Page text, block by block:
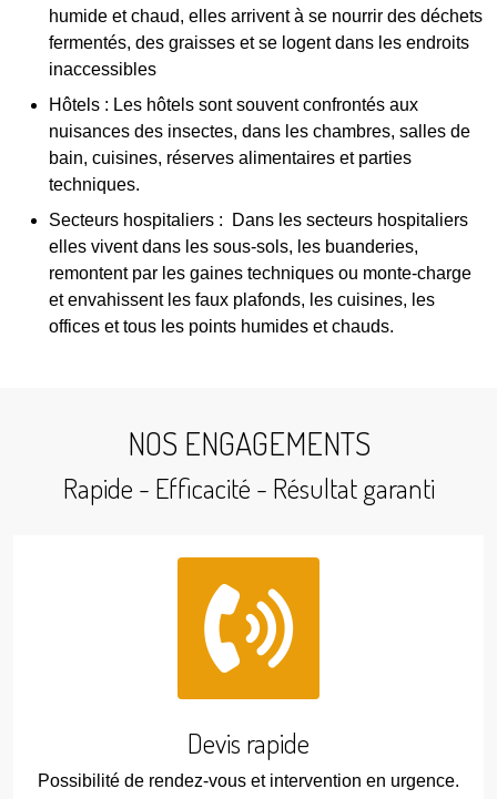
humide et chaud, elles arrivent à se nourrir des déchets
fermentés, des graisses et se logent dans les endroits
inaccessibles
Hôtels : Les hôtels sont souvent confrontés aux
nuisances des insectes, dans les chambres, salles de
bain, cuisines, réserves alimentaires et parties
techniques.
Secteurs hospitaliers : Dans les secteurs hospitaliers
elles vivent dans les sous-sols, les buanderies,
remontent par les gaines techniques ou monte-charge
et envahissent les faux plafonds, les cuisines, les
offices et tous les points humides et chauds.
NOS ENGAGEMENTS
Rapide - Efficacité - Résultat garanti
Devis rapide
Possibilité de rendez-vous et intervention en urgence.